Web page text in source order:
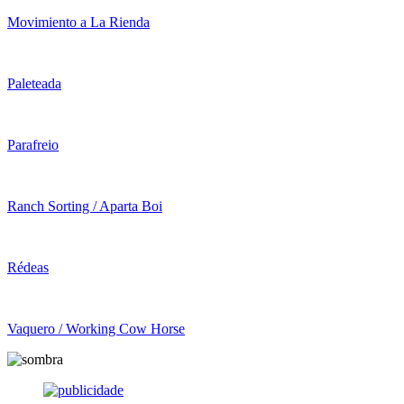
Movimiento a La Rienda
Paleteada
Parafreio
Ranch Sorting / Aparta Boi
Rédeas
Vaquero / Working Cow Horse